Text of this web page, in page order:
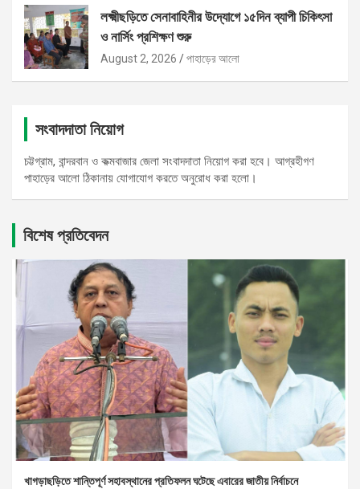
লক্ষ্মীছড়িতে সেনাবাহিনীর উদ্যোগে ১৫দিন ব্যাপী চিকিৎসা
ও নার্সিং প্রশিক্ষণ শুরু
August 2, 2026 পাহাড়ের আলো
সংবাদদাতা নিয়োগ
চট্টগ্রাম, বান্দরবান ও কক্মবাজার জেলা সংবাদদাতা নিয়োগ করা হবে। আগ্রহীগণ
পাহাড়ের আলো ঠিকানায় যোগাযোগ করতে অনুরোধ করা হলো।
বিশেষ প্রতিবেদন
খাগড়াছড়িতে শান্তিপূর্ণ সহাবস্থানের প্রতিফলন ঘটেছে এবারের জাতীয় নির্বাচনে